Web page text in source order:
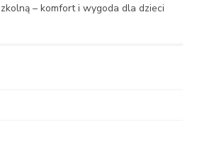
– komfort i wygoda dla dzieci